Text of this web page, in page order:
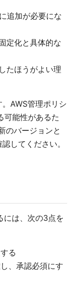
追加が必要にな
定化と具体的な
たほうがよい理
AWS管理ポリシ
可能性があるた
のバージョンと
してください。
は、次の3点を
る
、承認必須にす